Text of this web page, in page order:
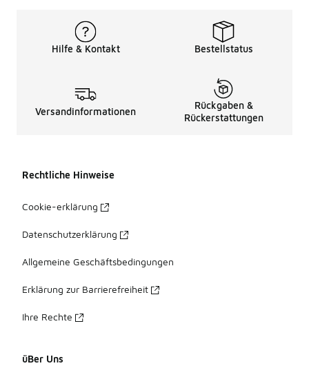
Hilfe & Kontakt Bestellstatus
Versandinformationen
Rückgaben &
Rückerstattungen
Rechtliche Hinweise
Cookie-erklärung
Datenschutzerklärung
Allgemeine Geschäftsbedingungen
Erklärung zur Barrierefreiheit
Ihre Rechte
üBer Uns